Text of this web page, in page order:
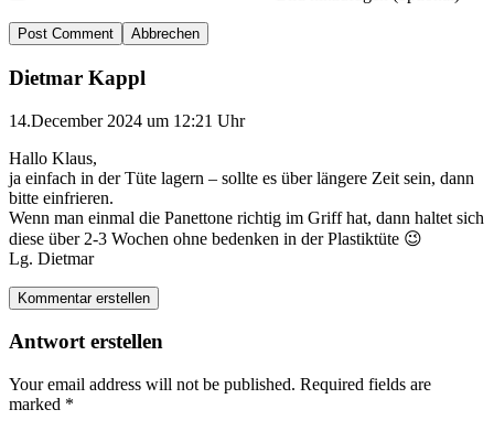
Abbrechen
Dietmar Kappl
14.December 2024 um 12:21 Uhr
Hallo Klaus,
ja einfach in der Tüte lagern – sollte es über längere Zeit sein, dann
bitte einfrieren.
Wenn man einmal die Panettone richtig im Griff hat, dann haltet sich
diese über 2-3 Wochen ohne bedenken in der Plastiktüte 😉
Lg. Dietmar
Kommentar erstellen
Antwort erstellen
Your email address will not be published. Required fields are
marked *